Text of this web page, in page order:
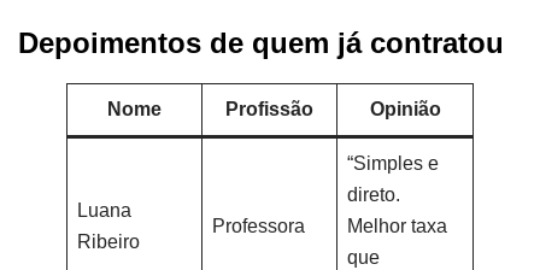
Depoimentos de quem já contratou
Nome Profissão Opinião
Luana
Ribeiro
Professora
“Simples e
direto.
Melhor taxa
que